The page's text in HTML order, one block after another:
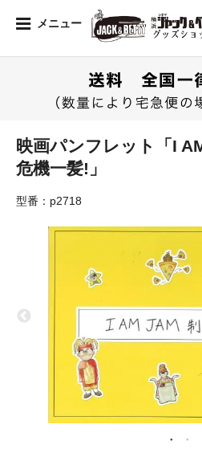
メニュー
映画パンフレット「I
危機一髪!」
型番：p2718